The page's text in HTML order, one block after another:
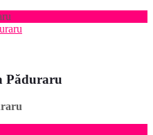
Păduraru